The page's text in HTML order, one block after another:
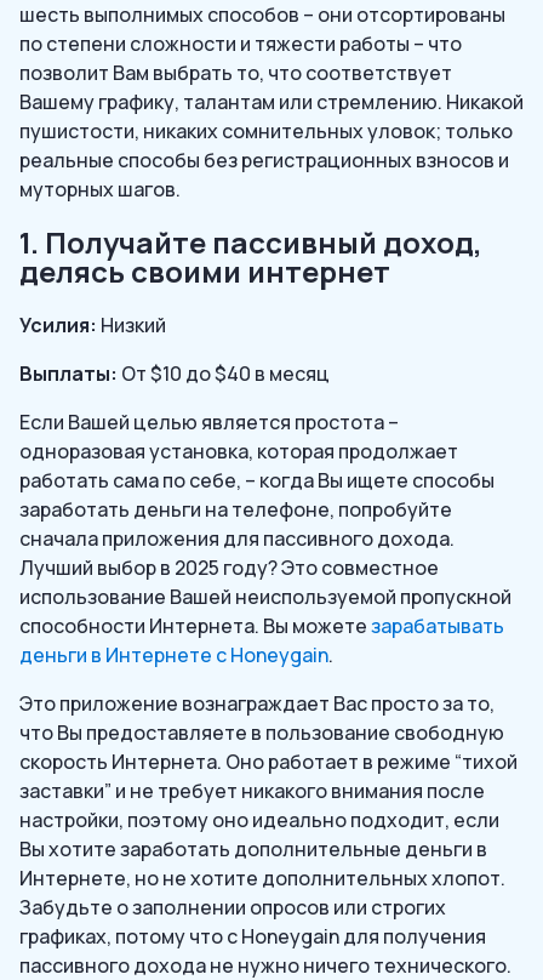
шесть выполнимых способов – они отсортированы
по степени сложности и тяжести работы – что
позволит Вам выбрать то, что соответствует
Вашему графику, талантам или стремлению. Никакой
пушистости, никаких сомнительных уловок; только
реальные способы без регистрационных взносов и
муторных шагов.
1. Получайте пассивный доход,
делясь своими интернет
Усилия: Низкий
Выплаты: От $10 до $40 в месяц
Если Вашей целью является простота –
одноразовая установка, которая продолжает
работать сама по себе, – когда Вы ищете способы
заработать деньги на телефоне, попробуйте
сначала приложения для пассивного дохода.
Лучший выбор в 2025 году? Это совместное
использование Вашей неиспользуемой пропускной
способности Интернета. Вы можетезарабатывать
деньги в Интернете с Honeygain.
Это приложение вознаграждает Вас просто за то,
что Вы предоставляете в пользование свободную
скорость Интернета. Оно работает в режиме “тихой
заставки” и не требует никакого внимания после
настройки, поэтому оно идеально подходит, если
Вы хотите заработать дополнительные деньги в
Интернете, но не хотите дополнительных хлопот.
Забудьте о заполнении опросов или строгих
графиках, потому что с Honeygain для получения
пассивного дохода не нужно ничего технического.